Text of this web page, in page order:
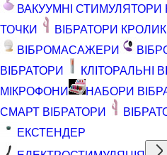
ВАКУУМНІ СТИМУЛЯТОРИ
ТОЧКИ
ВІБРАТОРИ
ВІБРОМАСАЖЕРИ
ВІБРАТОРИ
КЛІТОРАЛЬНІ
МІКРОФОНИ
НАБОРИ
СМАРТ ВІБРАТОРИ
ЕКСТЕНДЕР